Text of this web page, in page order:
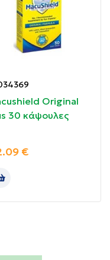
του
φως να
σας.
Original
30 κάψουλες
€